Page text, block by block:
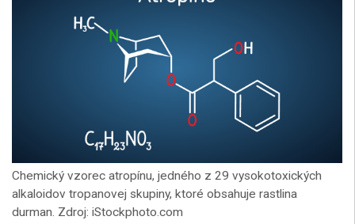
Chemický vzorec atropínu, jedného z 29 vysokotoxických
alkaloidov tropanovej skupiny, ktoré obsahuje rastlina
durman. Zdroj: iStockphoto.com